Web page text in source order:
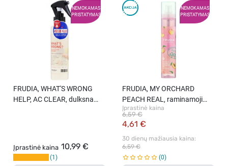
NEMOKAMAS
PRISTATYMAS
FRUDIA, WHAT'S WRONG
HELP, AC CLEAR, dulksna
Įprastinė kaina 10,99 €
1
NEMOKAMAS
PRISTATYMAS
FRUDIA, MY ORCHARD
PEACH REAL, raminamoji
veido dulksna su persikų
vandeniu, 125 ml.
Įprastinė kaina
4,61 €
6,59 €
30 dienų mažiausia kaina:
6,59 €
0